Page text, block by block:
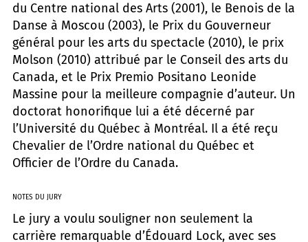
du Centre national des Arts (2001), le Benois de la
Danse à Moscou (2003), le Prix du Gouverneur
général pour les arts du spectacle (2010), le prix
Molson (2010) attribué par le Conseil des arts du
Canada, et le Prix Premio Positano Leonide
Massine pour la meilleure compagnie d’auteur. Un
doctorat honorifique lui a été décerné par
l’Université du Québec à Montréal. Il a été reçu
Chevalier de l’Ordre national du Québec et
Officier de l’Ordre du Canada.
NOTES DU JURY
Le jury a voulu souligner non seulement la
carrière remarquable d’Édouard Lock, avec ses